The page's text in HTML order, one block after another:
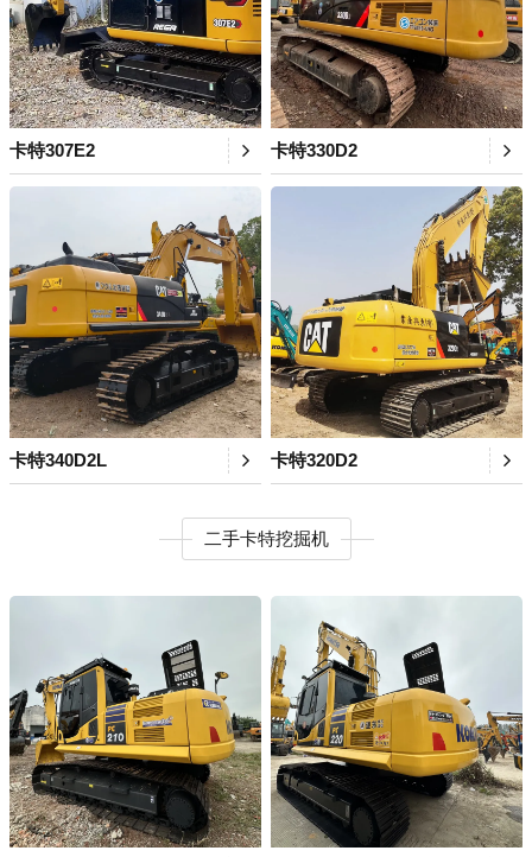
卡特307E2 卡特330D2
卡特340D2L 卡特320D2
二手卡特挖掘机